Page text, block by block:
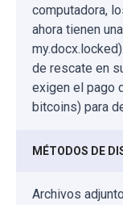
computadora,
ahora tienen
de rescate en
exigen el pago
bitcoins) para
MÉTODOS DE
Archivos